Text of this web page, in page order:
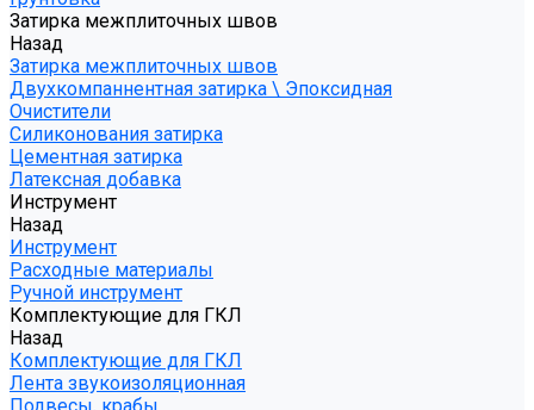
Затирка межплиточных швов
Назад
Затирка межплиточных швов
Двухкомпаннентная затирка \ Эпоксидная
Очистители
Силиконования затирка
Цементная затирка
Латексная добавка
Инструмент
Назад
Инструмент
Расходные материалы
Ручной инструмент
Комплектующие для ГКЛ
Назад
Комплектующие для ГКЛ
Лента звукоизоляционная